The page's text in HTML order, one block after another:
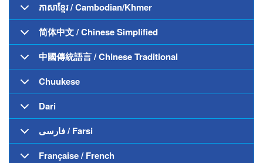
ភាសាខ្មែរ / Cambodian/Khmer
简体中文 / Chinese Simplified
中國傳統語言 / Chinese Traditional
Chuukese
Dari
فارسی / Farsi
Française / French